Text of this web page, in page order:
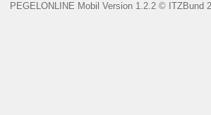
PEGELONLINE Mobil Version 1.2.2 © ITZBund